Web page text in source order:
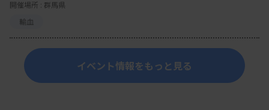
開催場所 : 群馬県
輸血
イベント情報をもっと見る